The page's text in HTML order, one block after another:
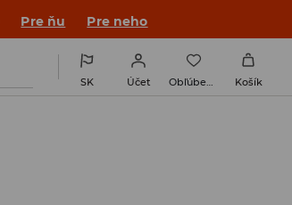
Pre ňu Pre neho
SK Účet Obľúbené Košík